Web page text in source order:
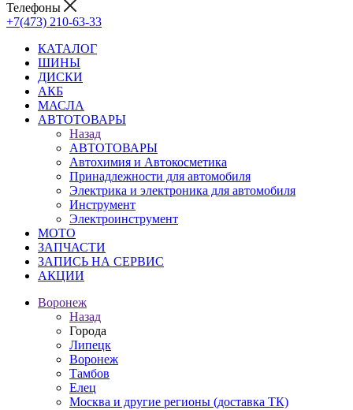
Телефоны
+7(473) 210-63-33
КАТАЛОГ
ШИНЫ
ДИСКИ
АКБ
МАСЛА
АВТОТОВАРЫ
Назад
АВТОТОВАРЫ
Автохимия и Автокосметика
Принадлежности для автомобиля
Электрика и электроника для автомобиля
Инструмент
Электроинструмент
МОТО
ЗАПЧАСТИ
ЗАПИСЬ НА СЕРВИС
АКЦИИ
Воронеж
Назад
Города
Липецк
Воронеж
Тамбов
Елец
Москва и другие регионы (доставка ТК)